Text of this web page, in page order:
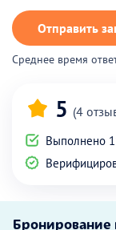
Отправить
Среднее время
5 (4
Выполнено
Бронирование